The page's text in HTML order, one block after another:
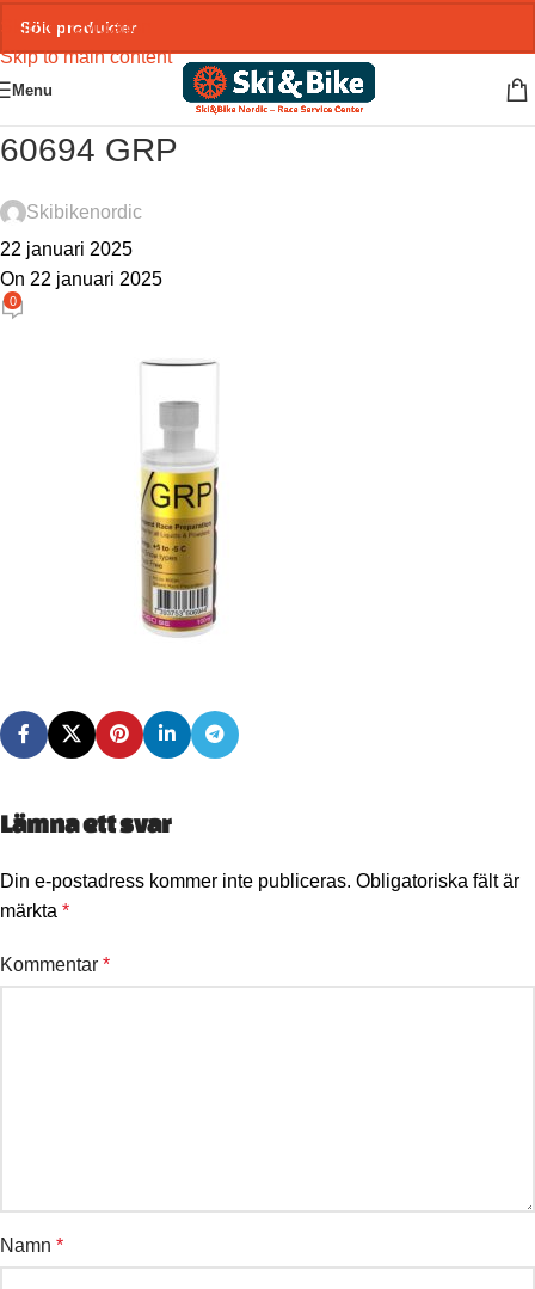
Skip to navigation
Skip to main content
Menu
60694 GRP
Skibikenordic
22 januari 2025
On 22 januari 2025
0
Lämna ett svar
Din e-postadress kommer inte publiceras. Obligatoriska fält är
märkta *
Kommentar *
Namn *